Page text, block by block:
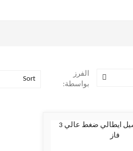
الفرز
بواسطة:
Sort